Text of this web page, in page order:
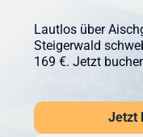
Lautlos über
Steigerwald
169 €. Jetzt
Jetzt